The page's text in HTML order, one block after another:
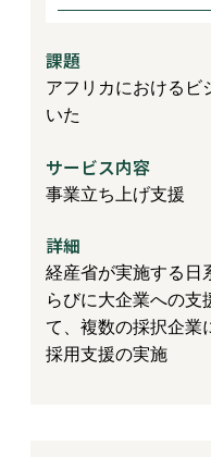
課題
アフリカにおけるビ
いた
サービス内容
事業立ち上げ支援
詳細
経産省が実施する日
らびに大企業への
て、複数の採択企業
採用支援の実施